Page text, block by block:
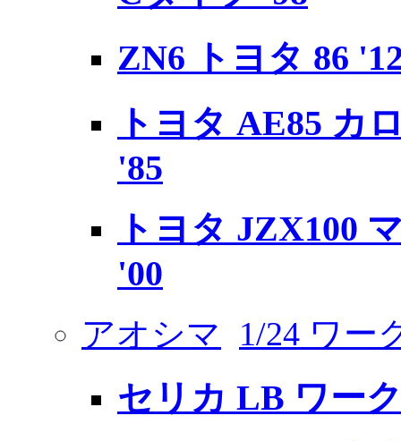
ZN6 トヨタ 86
トヨタ AE85 カ
'85
トヨタ JZX100
'00
アオシマ 1/24 ワー
セリカ LB ワー